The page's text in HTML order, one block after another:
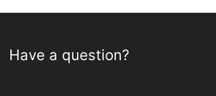
Have a question?